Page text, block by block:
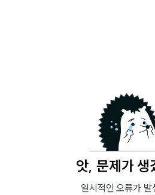
앗, 문제가 생
일시적인 오류가 발